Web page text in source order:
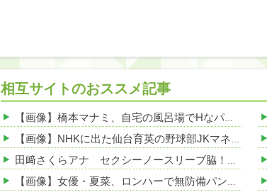
相互サイトのおススメ記事
【画像】橋本マナミ、自宅の風呂場でHなパンティ姿を見せつける 他
【画像】NHKに出た仙台育英の野球部JKマネージャー、ガチで可愛いぞ 他
田﨑さくらアナ セクシーノースリーブ脇！！ 他
【画像】女優・夏菜、ロンハーで無防備パンチラ 他